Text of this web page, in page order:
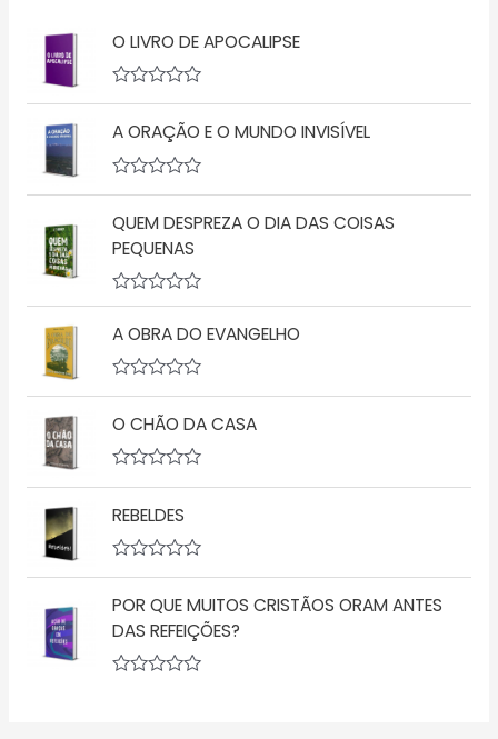
O LIVRO DE APOCALIPSE
A
a
i
ç
ã
o
0
e
A ORAÇÃO E O MUNDO INVISÍVEL
a
l
i
a
ç
ã
0
d
e
QUEM DESPREZA O DIA DAS COISAS
PEQUENAS
A
a
i
ã
0
e
5
A OBRA DO EVANGELHO
A
a
i
ç
ã
o
0
d
e
O CHÃO DA CASA
a
i
ç
ã
o
0
e
REBELDES
a
l
i
a
ç
POR QUE MUITOS CRISTÃOS ORAM ANTES
DAS REFEIÇÕES?